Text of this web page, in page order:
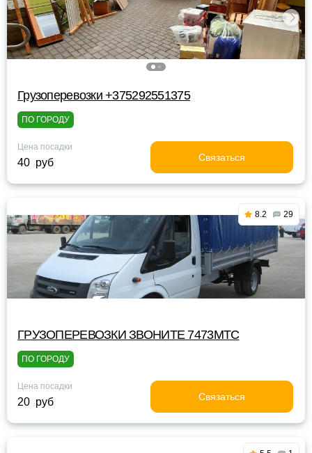
Грузоперевозки +375292551375
ПО ГОРОДУ
Цена посадки
40 руб Связаться
8.2 29
ГРУЗОПЕРЕВОЗКИ ЗВОНИТЕ 7473МТС
ПО ГОРОДУ
Цена посадки
20 руб Связаться